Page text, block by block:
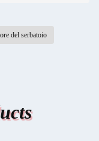
del serbatoio